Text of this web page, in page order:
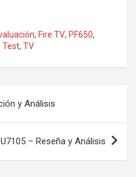
, Fire TV, PF650,
Test, TV
y Análisis
– Reseña y Análisis